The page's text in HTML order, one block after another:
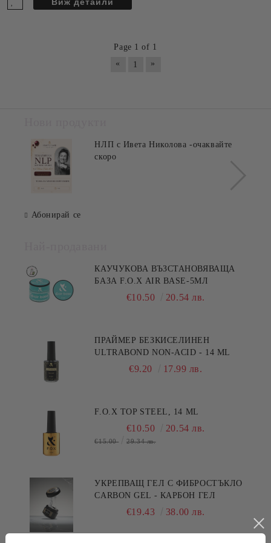
Page 1 of 1
«
1 »
НЛП с Ивета Николова -очаквайте
скоро
Абонирай се
КАУЧУКОВА ВЪЗСТАНОВЯВАЩА
БАЗА F.O.X AIR BASE-5МЛ
€10.50 20.54 лв.
ПРАЙМЕР БЕЗКИСЕЛИНЕН
ULTRABOND NON-ACID - 14 ML
€9.20 17.99 лв.
F.O.X TOP STEEL, 14 ML
€10.50 20.54 лв.
€15.00 29.34 лв.
УКРЕПВАЩ ГЕЛ С ФИБРОСТЪКЛО
CARBON GEL - КАРБОН ГЕЛ
€19.43 38.00 лв.